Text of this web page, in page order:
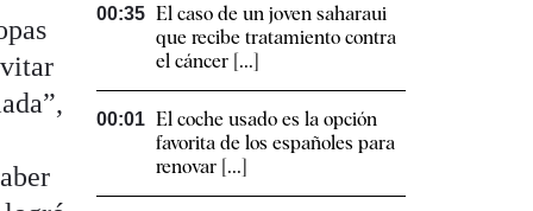
00:35 El caso de un joven saharaui
que recibe tratamiento contra
el cáncer [...]
00:01 El coche usado es la opción
favorita de los españoles para
renovar [...]